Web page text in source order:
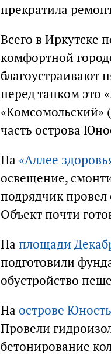
прекратила
Всего в Иркутске
комфортной
благоустраивают
перед танком это
«Комсомольский»
часть острова
На «Аллее
освещение,
подрядчик
Объект почти
На площади
подготовили
обустройство
На острове Юность
Провели
бетонирование